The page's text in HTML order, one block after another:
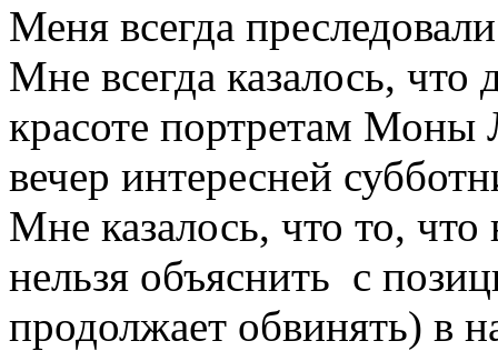
Меня всегда
Мне всегда казалось, что
красоте портретам Моны
вечер интересней
Мне казалось, что то,
нельзя объяснить с
продолжает обвинять) в